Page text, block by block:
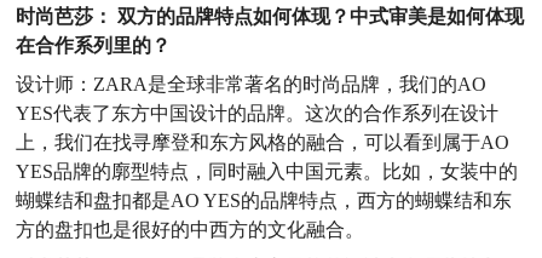
时尚芭莎： 双方的品牌特点如何体现？中式审美是如何体现
在合作系列里的？
设计师：ZARA是全球非常著名的时尚品牌，我们的AO
YES代表了东方中国设计的品牌。这次的合作系列在设计
上，我们在找寻摩登和东方风格的融合，可以看到属于AO
YES品牌的廓型特点，同时融入中国元素。比如，女装中的
蝴蝶结和盘扣都是AO YES的品牌特点，西方的蝴蝶结和东
方的盘扣也是很好的中西方的文化融合。